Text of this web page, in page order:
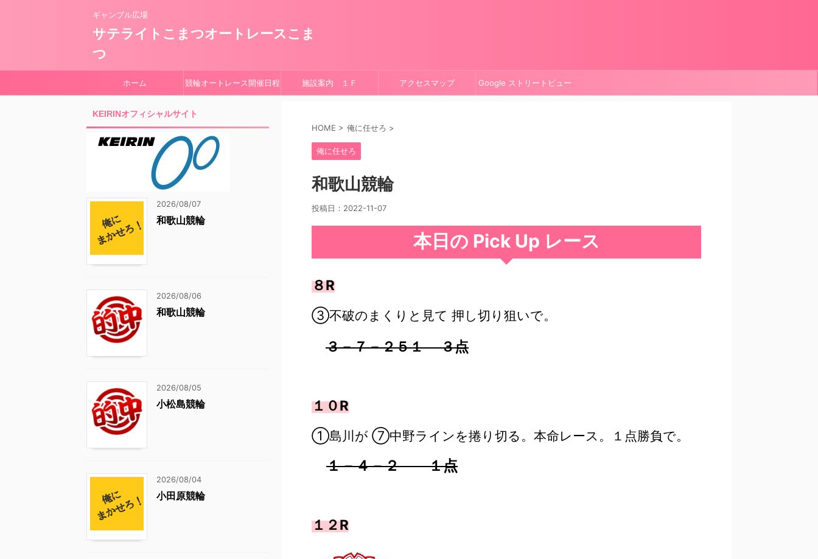
ギャンブル広場
サテライトこまつオートレースこま
つ
ホーム 競輪オートレース開催日程 施設案内 １Ｆ アクセスマップ Google ストリートビュー
HOME > 俺に任せろ >
俺に任せろ
和歌山競輪
投稿日： 2022-11-07
本日の Pick Up レース
８R
③不破のまくりと見て 押し切り狙いで。
３－７－２５１ ３点
１０R
①島川が ⑦中野ラインを捲り切る。本命レース。１点勝負で。
１－４－２ １点
１２R
KEIRINオフィシャルサイト
2026/08/07
和歌山競輪
2026/08/06
和歌山競輪
2026/08/05
小松島競輪
2026/08/04
小田原競輪